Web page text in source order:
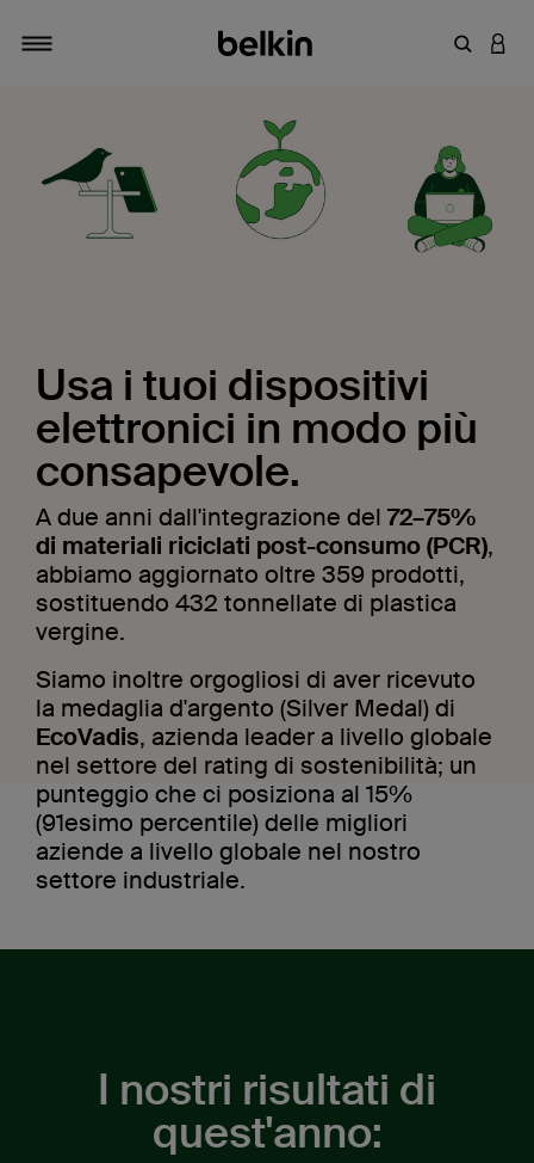
Inserisci
Usa i tuoi dispositivi
elettronici in modo più
consapevole.
A due anni dall'integrazione del 72–75%
di materiali riciclati post-consumo (PCR),
abbiamo aggiornato oltre 359 prodotti,
sostituendo 432 tonnellate di plastica
vergine.
Siamo inoltre orgogliosi di aver ricevuto
la medaglia d'argento (Silver Medal) di
EcoVadis, azienda leader a livello globale
nel settore del rating di sostenibilità; un
punteggio che ci posiziona al 15%
(91esimo percentile) delle migliori
aziende a livello globale nel nostro
settore industriale.
I nostri risultati di
quest'anno:
PPS